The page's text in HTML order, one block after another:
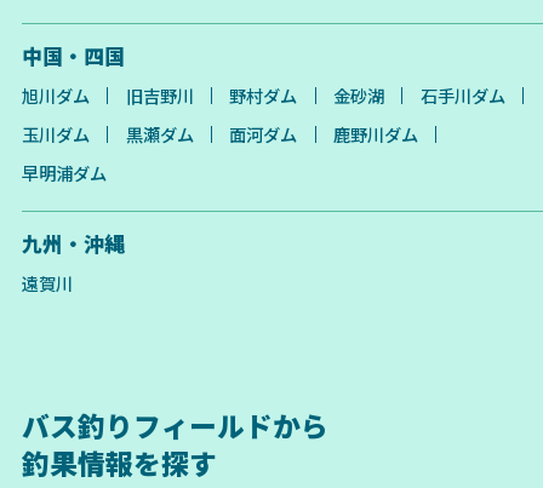
中国・四国
旭川ダム 旧吉野川 野村ダム 金砂湖
石手川ダム
玉川ダム
黒瀬ダム 面河ダム
鹿野川ダム
早明浦ダム
九州・沖縄
遠賀川
バス釣りフィールドから
釣果情報を探す